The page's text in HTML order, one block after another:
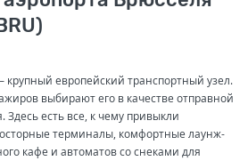
крупный европейский транспортный узел.
выбирают его в качестве отправной
Здесь есть все, к чему привыкли
терминалы, комфортные лаунж-
кафе и автоматов со снеками для